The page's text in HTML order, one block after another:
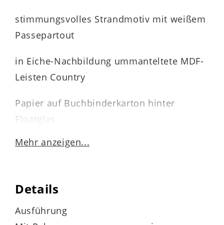
stimmungsvolles Strandmotiv mit weißem
Passepartout
in Eiche-Nachbildung ummanteltete MDF-
Leisten Country
Papier auf Buchbinderkarton hinter
Floatglas
Mehr anzeigen...
Details
Ausführung